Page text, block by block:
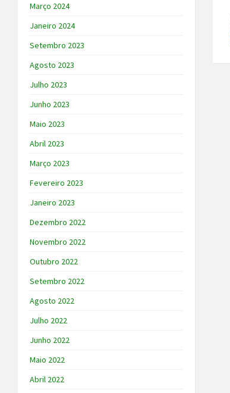
Março 2024
Janeiro 2024
Setembro 2023
Agosto 2023
Julho 2023
Junho 2023
Maio 2023
Abril 2023
Março 2023
Fevereiro 2023
Janeiro 2023
Dezembro 2022
Novembro 2022
Outubro 2022
Setembro 2022
Agosto 2022
Julho 2022
Junho 2022
Maio 2022
Abril 2022